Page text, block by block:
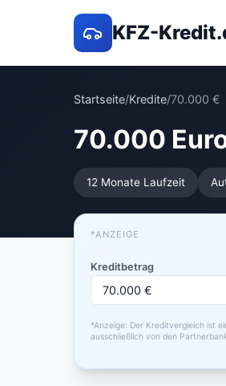
KFZ-
Startseite/Kredite/70.000 €
70.000
12 Monate Laufzeit
*ANZEIGE
Kreditbetrag
*Anzeige: Der Kreditvergleich ist
ausschließlich von den